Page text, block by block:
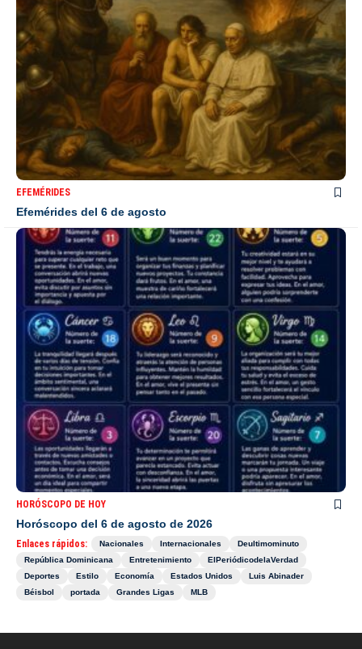
EFEMÉRIDES
Efemérides del 6 de agosto
HORÓSCOPO DE HOY
Horóscopo del 6 de agosto de 2026
Enlaces rápidos: Nacionales Internacionales
Deultimominuto
República Dominicana
Entretenimiento
ElPeriódicodelaVerdad
Deportes
Estilo Economía Estados Unidos
Luis Abinader
Béisbol
portada Grandes Ligas MLB